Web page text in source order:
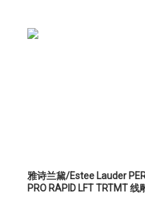
雅诗兰黛/Estee Lauder PERF
PRO RAPID LFT TRTMT 线